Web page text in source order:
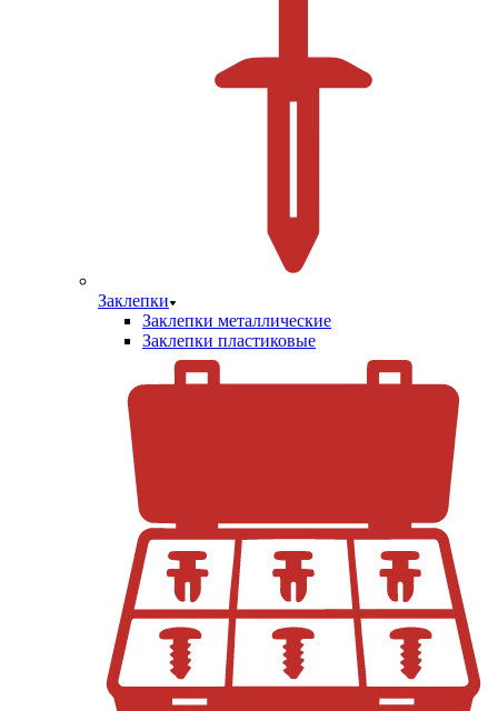
Заклепки
Заклепки металлические
Заклепки пластиковые